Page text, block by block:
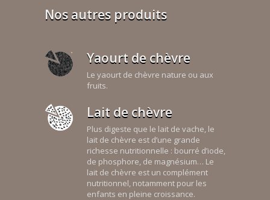
Nos autres produits
Yaourt de chèvre
Le yaourt de chèvre nature ou aux
fruits.
Lait de chèvre
Plus digeste que le lait de vache, le
lait de chèvre est d’une grande
richesse nutritionnelle : bourré d’iode,
de phosphore, de magnésium… Le
lait de chèvre est un complément
nutritionnel, notamment pour les
enfants en pleine croissance.